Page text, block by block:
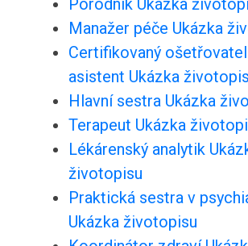
Porodník Ukázka
Manažer péče Ukázka
Certifikovaný
asistent Ukázka
Hlavní sestra Ukázka
Terapeut Ukázka
Lékárenský analytik
životopisu
Praktická sestra v
Ukázka životopisu